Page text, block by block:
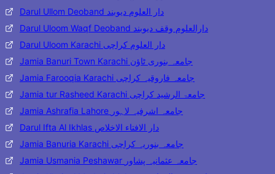
Darul Ullom Deoband دار العلوم دیوبند
Darul Uloom Waqf Deoband دارالعلوم وقف دیوبند
Darul Uloom Karachi دار العلوم کراچی
Jamia Banuri Town Karachi جامعہ بنوری ٹاؤن
Jamia Farooqia Karachi جامعہ فاروقیہ کراچی
Jamia tur Rasheed Karachi جامعۃ الرشید کراچی
Jamia Ashrafia Lahore جامعہ اشرفیہ لاہور
Darul Ifta Al Ikhlas دار الافتاء الاخلاص
Jamia Banuria Karachi جامعہ بنوریہ کراچی
Jamia Usmania Peshawar جامعہ عثمانیہ پشاور